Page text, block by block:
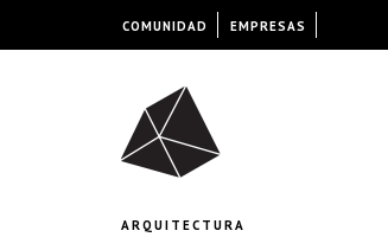
ARQUITECTURA
COMUNIDAD EMPRESAS